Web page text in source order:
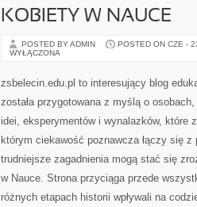
KOBIETY W NAUCE
POSTED BY ADMIN POSTED ON CZE -
WYŁĄCZONA
zsbelecin.edu.pl to interesujący blog
została przygotowana z myślą o
idei, eksperymentów i wynalazków, które
którym ciekawość poznawcza łączy się
trudniejsze zagadnienia mogą stać się
w Nauce. Strona przyciąga przede
różnych etapach historii wpływali na